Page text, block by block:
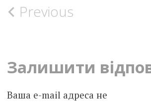
Post
Previous
Залишити
Ваша e-mail адреса не